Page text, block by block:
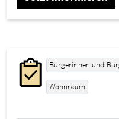
Bürgerinnen und
Wohnraum